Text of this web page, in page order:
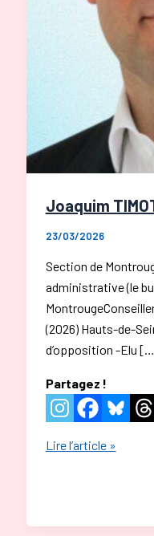
Joaquim
23/03/2026
Section de
administrative (le
(2026) Hauts-de-
d’opposition -Elu
Partagez !
Joaquim
Lire l’article »